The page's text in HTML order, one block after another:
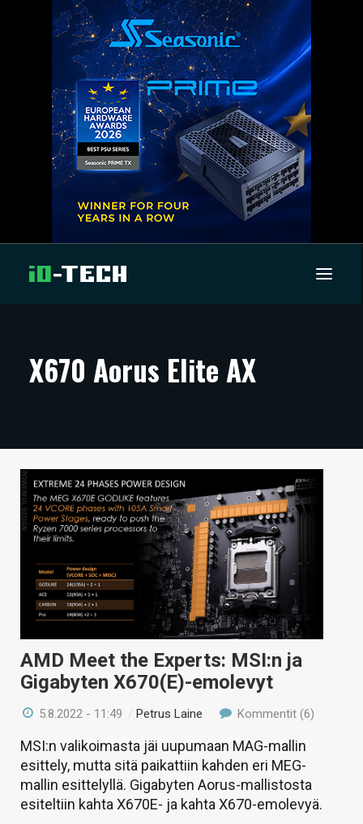
ARTIKKELIT
TECHBBS
TIETOA
HINTA.FI
VAIHDA TEEMA
HAKU
X670 Aorus Elite AX
AMD Meet the Experts: MSI:n ja
Gigabyten X670(E)-emolevyt
5.8.2022 - 11:49 /Petrus Laine Kommentit (6)
MSI:n valikoimasta jäi uupumaan MAG-mallin
esittely, mutta sitä paikattiin kahden eri MEG-
mallin esittelyllä. Gigabyten Aorus-mallistosta
esiteltiin kahta X670E- ja kahta X670-emolevyä.